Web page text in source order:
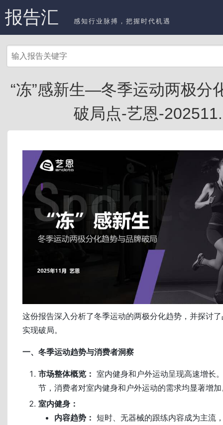
报告汇 感知行业脉搏，把握时代机遇
“冻”感新生—冬季运动两极分
破局点-艺恩-
这份报告深入分析了冬季运动的两极分化趋势，并探讨
实现破局。
一、冬季运动趋势与消费者洞察
市场整体概览： 室内健身和户外运动呈现高速增长
节，消费者对室内健身和户外运动的需求均显著增
室内健身：
内容趋势： 短时、无器械的跟练内容成为主流